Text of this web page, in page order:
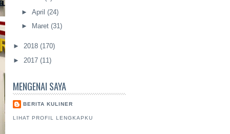
► April (24)
►
Maret (31)
► 2018 (170)
► 2017 (11)
MENGENAI SAYA
BERITA KULINER
LIHAT PROFIL LENGKAPKU